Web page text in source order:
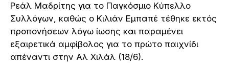
Ρεάλ Μαδρίτης για το Παγκόσμιο Κύπελλο
Συλλόγων, καθώς ο Κιλιάν Εμπαπέ τέθηκε εκτός
προπονήσεων λόγω ίωσης και παραμένει
εξαιρετικά αμφίβολος για το πρώτο παιχνίδι
απέναντι στην Αλ Χιλάλ (18/6).